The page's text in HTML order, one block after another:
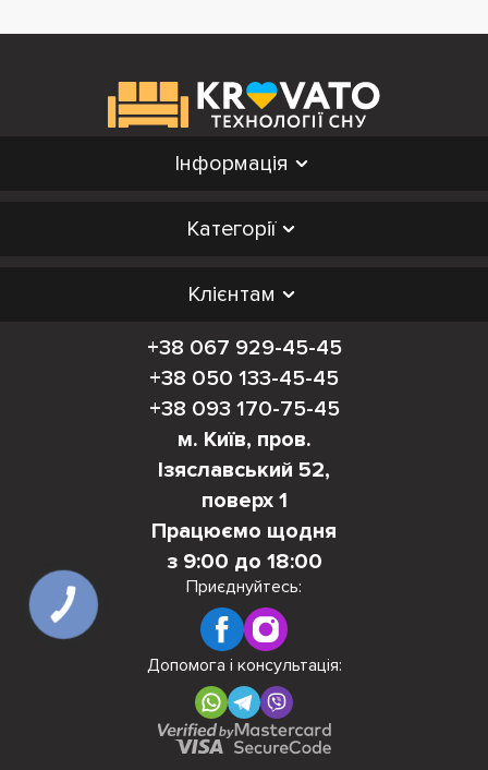
Інформація
Категорії
Клієнтам
+38 067 929-45-45
+38 050 133-45-45
+38 093 170-75-45
м. Київ, пров.
Ізяславський 52,
поверх 1
Працюємо щодня
з 9:00 до 18:00
Приєднуйтесь:
Допомога і консультація:
КНОПКА
ЗВ'ЯЗКУ